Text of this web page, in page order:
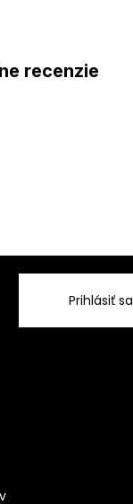
recenzie
Prihlásiť sa